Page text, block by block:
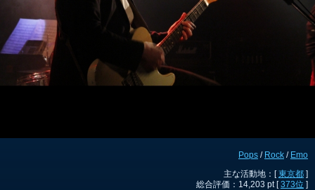
Pops / Rock / Emo
主な活動地：[東京都 ]
総合評価：14,203 pt [373位 ]